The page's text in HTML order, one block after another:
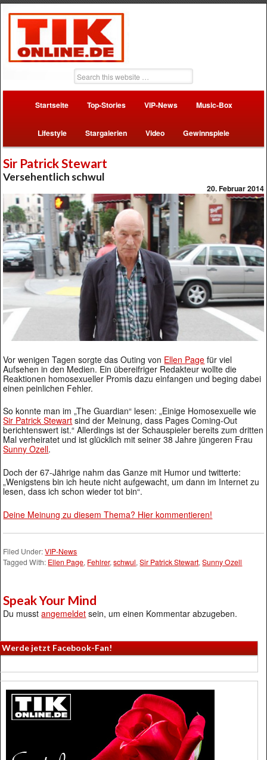
Startseite Top-Stories VIP-News Music-Box
Lifestyle Stargalerien Video Gewinnspiele
Sir Patrick Stewart
Versehentlich schwul
20. Februar 2014
Vor wenigen Tagen sorgte das Outing von Ellen Page für viel
Aufsehen in den Medien. Ein übereifriger Redakteur wollte die
Reaktionen homosexueller Promis dazu einfangen und beging dabei
einen peinlichen Fehler.
So konnte man im „The Guardian“ lesen: „Einige Homosexuelle wie
Sir Patrick Stewart sind der Meinung, dass Pages Coming-Out
berichtenswert ist.“ Allerdings ist der Schauspieler bereits zum dritten
Mal verheiratet und ist glücklich mit seiner 38 Jahre jüngeren Frau
Sunny Ozell.
Doch der 67-Jährige nahm das Ganze mit Humor und twitterte:
„Wenigstens bin ich heute nicht aufgewacht, um dann im Internet zu
lesen, dass ich schon wieder tot bin“.
Deine Meinung zu diesem Thema? Hier kommentieren!
Filed Under:VIP-News
Tagged With: Ellen Page, Fehlrer,schwul,Sir Patrick Stewart,Sunny Ozell
Speak Your Mind
Du musstangemeldet sein, um einen Kommentar abzugeben.
Werde jetzt Facebook-Fan!